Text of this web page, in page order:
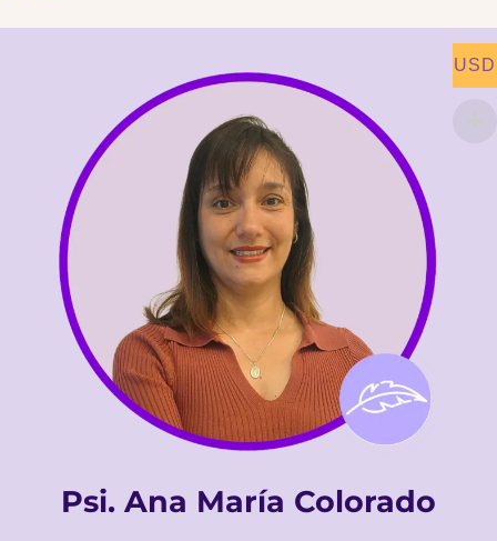
Psi. Ana María Colorado
USD